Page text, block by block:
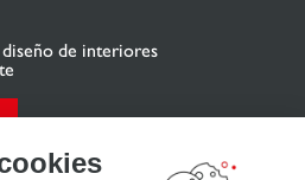
de interiores